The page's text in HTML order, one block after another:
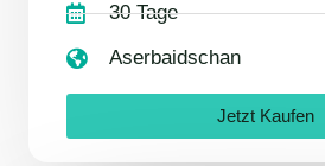
30 Tage
Aserbaidschan
Jetzt Kaufen